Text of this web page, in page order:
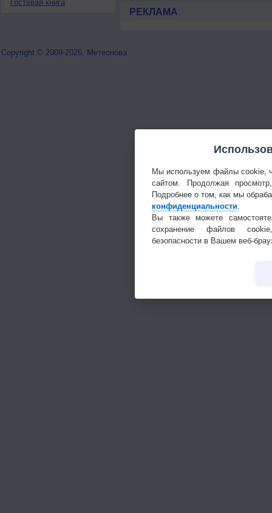
Гостевая книга
РЕКЛАМА
Copyright © 2009-2026, Метеонова
Мы используем файлы cookie,
сайтом. Продолжая
Подробнее о том, как мы
конфиденциальности
Вы также можете
сохранение файлов
безопасности в Вашем веб-